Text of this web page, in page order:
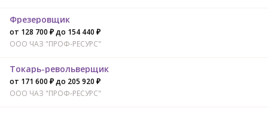
Фрезеровщик
от 128 700 ₽ до 154 440 ₽
ООО ЧАЗ "ПРОФ-РЕСУРС"
Токарь-револьверщик
от 171 600 ₽ до 205 920 ₽
ООО ЧАЗ "ПРОФ-РЕСУРС"